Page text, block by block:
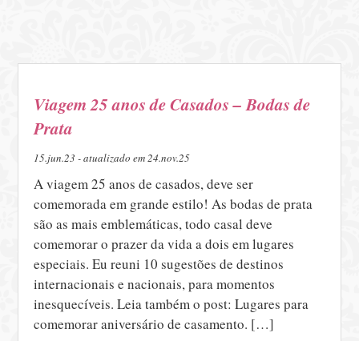
Viagem 25 anos de Casados – Bodas de
Prata
15.jun.23 - atualizado em 24.nov.25
A viagem 25 anos de casados, deve ser
comemorada em grande estilo! As bodas de prata
são as mais emblemáticas, todo casal deve
comemorar o prazer da vida a dois em lugares
especiais. Eu reuni 10 sugestões de destinos
internacionais e nacionais, para momentos
inesquecíveis. Leia também o post: Lugares para
comemorar aniversário de casamento. […]